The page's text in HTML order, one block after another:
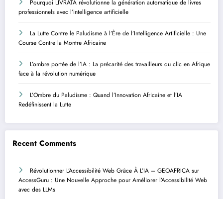
Pourquoi LIVRATA révolutionne la génération automatique de livres
professionnels avec l’intelligence artificielle
La Lutte Contre le Paludisme à l’Ère de l’Intelligence Artificielle : Une
Course Contre la Montre Africaine
L’ombre portée de l’IA : La précarité des travailleurs du clic en Afrique
face à la révolution numérique
L’Ombre du Paludisme : Quand l’Innovation Africaine et l’IA
Redéfinissent la Lutte
Recent Comments
Révolutionner L’Accessibilité Web Grâce À L’IA – GEOAFRICA sur
AccessGuru : Une Nouvelle Approche pour Améliorer l’Accessibilité Web
avec des LLMs